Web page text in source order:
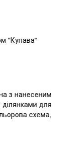
"Купава"
з нанесеним
для
схема,